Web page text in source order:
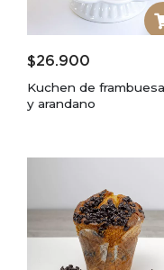
$26.900
Kuchen de frambuesa
y arandano